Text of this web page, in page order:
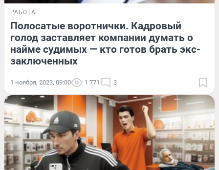
РАБОТА
Полосатые воротнички. Кадровый
голод заставляет компании думать о
найме судимых — кто готов брать экс-
заключенных
1 ноября, 2023, 09:00 1 771 3